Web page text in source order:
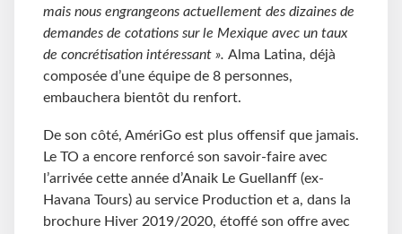
mais nous engrangeons actuellement des dizaines de
demandes de cotations sur le Mexique avec un taux
de concrétisation intéressant ». Alma Latina, déjà
composée d’une équipe de 8 personnes,
embauchera bientôt du renfort.
De son côté, AmériGo est plus offensif que jamais.
Le TO a encore renforcé son savoir-faire avec
l’arrivée cette année d’Anaik Le Guellanff (ex-
Havana Tours) au service Production et a, dans la
brochure Hiver 2019/2020, étoffé son offre avec